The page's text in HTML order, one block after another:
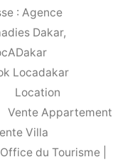
: Agence
Dakar,
Locadakar
Location
Vente Appartement
Villa
du Tourisme |